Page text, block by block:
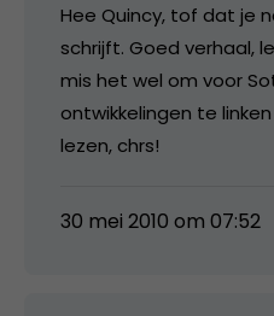
Hee Quincy, tof dat je
schrijft. Goed verhaal,
mis het wel om voor
ontwikkelingen te
lezen, chrs!
30 mei 2010 om 07:52